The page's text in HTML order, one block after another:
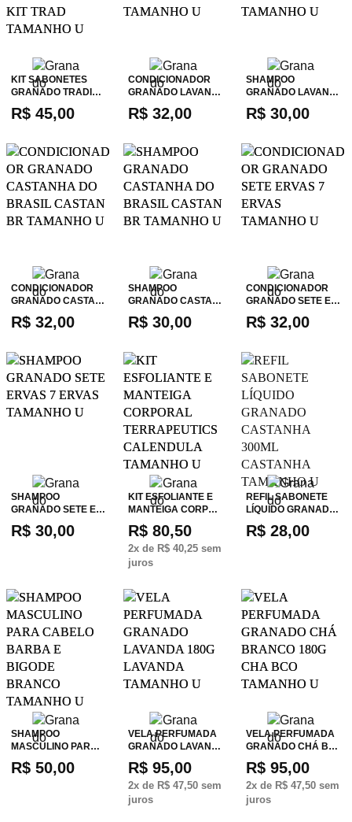
KIT SABONETES
GRANADO TRADI…
R$ 45,00
CONDICIONADOR
GRANADO LAVAN…
R$ 32,00
SHAMPOO
GRANADO LAVAN…
R$ 30,00
CONDICIONADOR
GRANADO CASTA…
R$ 32,00
SHAMPOO
GRANADO CASTA…
R$ 30,00
CONDICIONADOR
GRANADO SETE E…
R$ 32,00
SHAMPOO
GRANADO SETE E…
R$ 30,00
KIT ESFOLIANTE E
MANTEIGA CORP…
R$ 80,50
2x de R$ 40,25 sem
juros
REFIL SABONETE
LÍQUIDO GRANAD…
R$ 28,00
SHAMPOO
MASCULINO PAR…
R$ 50,00
VELA PERFUMADA
GRANADO LAVAN…
R$ 95,00
2x de R$ 47,50 sem
juros
VELA PERFUMADA
GRANADO CHÁ B…
R$ 95,00
2x de R$ 47,50sem
juros